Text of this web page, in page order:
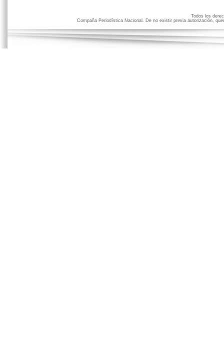
Todos los
Compaña Periodística Nacional. De no existir previa autorización,